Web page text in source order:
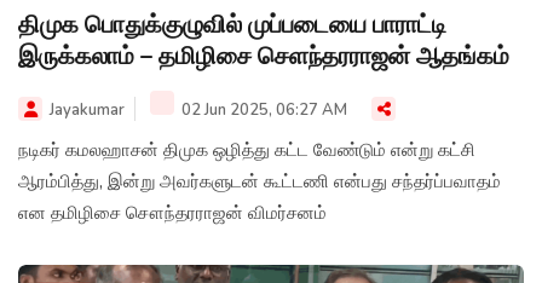
திமுக பொதுக்குழுவில் முப்படையை பாராட்டி
இருக்கலாம் – தமிழிசை செளந்தரராஜன் ஆதங்கம்
Jayakumar 02 Jun 2025, 06:27 AM
நடிகர் கமலஹாசன் திமுக ஒழித்து கட்ட வேண்டும் என்று கட்சி
ஆரம்பித்து, இன்று அவர்களுடன் கூட்டணி என்பது சந்தர்ப்பவாதம்
என தமிழிசை சௌந்தரராஜன் விமர்சனம்